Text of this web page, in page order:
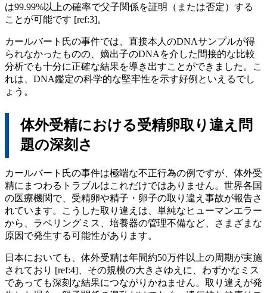
は99.99%以上の確率で父子関係を証明（または否定）する
ことが可能です [ref:3]。
カールバート氏の事件では、直接本人のDNAサンプルが得
られなかったものの、嫡出子のDNAを介した間接的な比較
分析でも十分に正確な結果を導き出すことができました。こ
れは、DNA鑑定の科学的な堅牢性を示す好例といえるでし
ょう。
体外受精における受精卵取り違え問
題の深刻さ
カールバート氏の事件は極端な不正行為の例ですが、体外受
精にまつわるトラブルはこれだけではありません。世界各国
の医療機関で、受精卵や精子・卵子の取り違え事故が報告さ
れています。こうした取り違えは、単純なヒューマンエラー
から、ラベリングミス、培養器の管理不備など、さまざまな
原因で発生する可能性があります。
日本においても、体外受精は年間約50万件以上の周期が実施
されており [ref:4]、その規模の大きさゆえに、わずかなミス
であっても深刻な結果につながりかねません。取り違えが発